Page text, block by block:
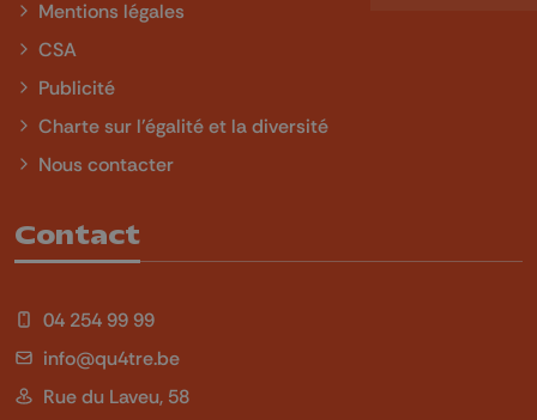
Mentions légales
CSA
Publicité
Charte sur l'égalité et la diversité
Nous contacter
Contact
04 254 99 99
info@qu4tre.be
Rue du Laveu, 58